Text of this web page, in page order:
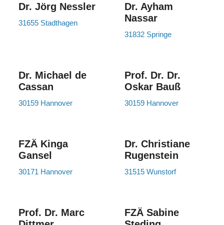
Dr. Jörg Nessler
31655 Stadthagen
Dr. Ayham
Nassar
31832 Springe
Dr. Michael de
Cassan
30159 Hannover
Prof. Dr. Dr.
Oskar Bauß
30159 Hannover
FZÄ Kinga
Gansel
30171 Hannover
Dr. Christiane
Rugenstein
31515 Wunstorf
Prof. Dr. Marc
FZÄ Sabine